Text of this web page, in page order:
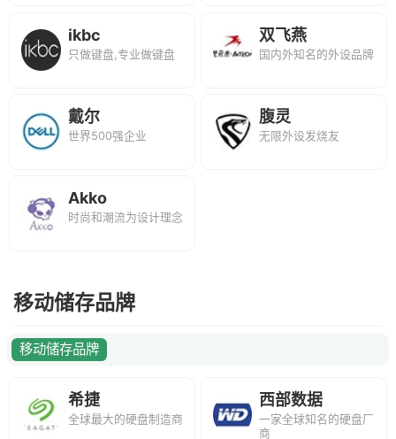
ikbc
只做键盘,专业做键盘
双飞燕
国内外知名的外设品牌
戴尔
世界500强企业
腹灵
无限外设发烧友
Akko
时尚和潮流为设计理念
移动储存品牌
移动储存品牌
希捷
全球最大的硬盘制造商
西部数据
一家全球知名的硬盘厂
商